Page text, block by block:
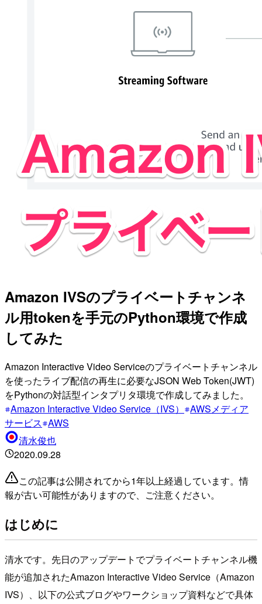
Amazon IVSのプライベートチャンネ
ル用tokenを手元のPython環境で作成
してみた
Amazon Interactive Video Serviceのプライベートチャンネル
を使ったライブ配信の再生に必要なJSON Web Token(JWT)
をPythonの対話型インタプリタ環境で作成してみました。
Amazon Interactive Video Service（IVS）
AWSメディア
サービス AWS
清水俊也
2020.09.28
この記事は公開されてから1年以上経過しています。情
報が古い可能性がありますので、ご注意ください。
はじめに
清水です。先日のアップデートでプライベートチャンネル機
能が追加されたAmazon Interactive Video Service（Amazon
IVS）、以下の公式ブログやワークショップ資料などで具体